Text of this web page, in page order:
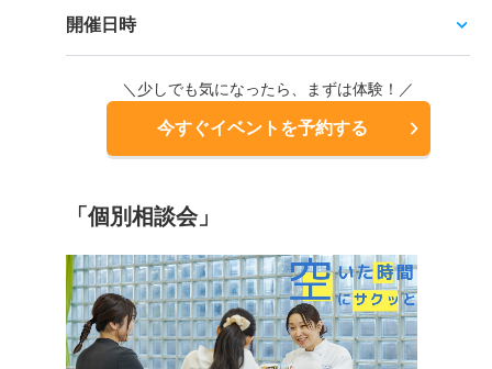
開催日時
＼少しでも気になったら、まずは体験！／
今すぐイベントを予約する
「個別相談会」